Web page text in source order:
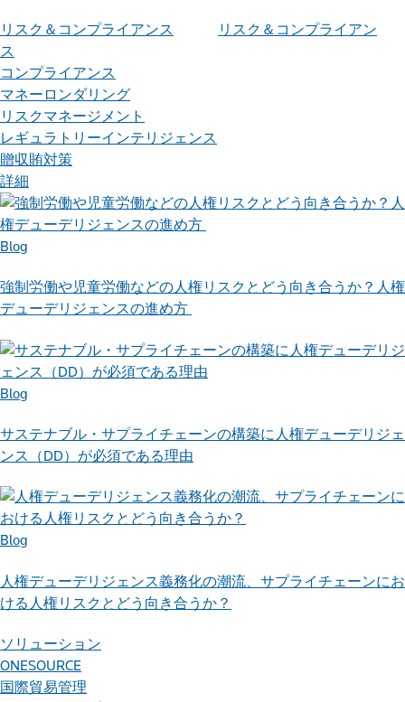
リスク＆コンプライアンス
リスク＆コンプライアン
ス
コンプライアンス
マネーロンダリング
リスクマネージメント
レギュラトリーインテリジェンス
贈収賄対策
詳細
Blog
強制労働や児童労働などの人権リスクとどう向き合うか？人権
デューデリジェンスの進め方
Blog
サステナブル・サプライチェーンの構築に人権デューデリジェ
ンス（DD）が必須である理由
Blog
人権デューデリジェンス義務化の潮流、サプライチェーンにお
ける人権リスクとどう向き合うか？
ソリューション
ONESOURCE
国際貿易管理